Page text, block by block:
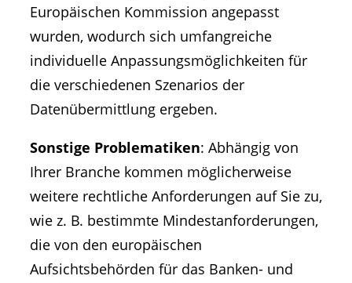
Europäischen Kommission angepasst
wurden, wodurch sich umfangreiche
individuelle Anpassungsmöglichkeiten für
die verschiedenen Szenarios der
Datenübermittlung ergeben.
Sonstige Problematiken: Abhängig von
Ihrer Branche kommen möglicherweise
weitere rechtliche Anforderungen auf Sie zu,
wie z. B. bestimmte Mindestanforderungen,
die von den europäischen
Aufsichtsbehörden für das Banken- und